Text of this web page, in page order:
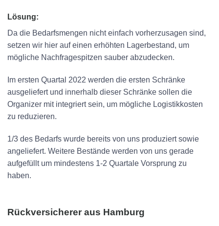
Lösung:
Da die Bedarfsmengen nicht einfach vorherzusagen sind,
setzen wir hier auf einen erhöhten Lagerbestand, um
mögliche Nachfragespitzen sauber abzudecken.
Im ersten Quartal 2022 werden die ersten Schränke
ausgeliefert und innerhalb dieser Schränke sollen die
Organizer mit integriert sein, um mögliche Logistikkosten
zu reduzieren.
1/3 des Bedarfs wurde bereits von uns produziert sowie
angeliefert. Weitere Bestände werden von uns gerade
aufgefüllt um mindestens 1-2 Quartale Vorsprung zu
haben.
Rückversicherer aus Hamburg